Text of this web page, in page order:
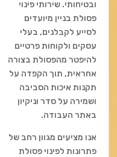
ובטיחותי. שירותי פינוי
פסולת בניין מיועדים
לסייע לקבלנים, בעלי
עסקים ולקוחות פרטיים
להיפטר מהפסולת בצורה
אחראית, תוך הקפדה על
תקנות איכות הסביבה
ושמירה על סדר וניקיון
באתר העבודה.
אנו מציעים מגוון רחב של
פתרונות לפינוי פסולת